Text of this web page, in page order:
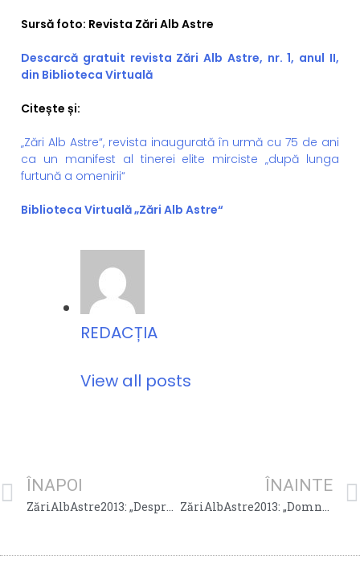
Sursă foto: Revista Zări Alb Astre
Descarcă gratuit revista Zări Alb Astre, nr. 1, anul II,
din Biblioteca Virtuală
Citește și:
„Zări Alb Astre“, revista inaugurată în urmă cu 75 de ani
ca un manifest al tinerei elite mirciste „după lunga
furtună a omenirii“
Biblioteca Virtuală „Zări Alb Astre“
REDACȚIA
View all posts
ÎNAPOI
ZăriAlbAstre2013: „Despre/pentru adolescenţi“ de Ecaterina Catană, psiholog şcolar
ÎNAINTE
ZăriAlbAstre2013: „Domnul portar“ de Iulia Iacoblev, clasa a XI-a B şi Iuliana Velciu, clasa a XI-a D